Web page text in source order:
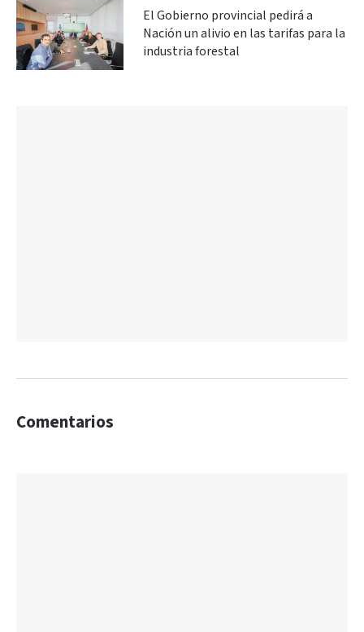
El Gobierno provincial pedirá a
Nación un alivio en las tarifas para la
industria forestal
Comentarios